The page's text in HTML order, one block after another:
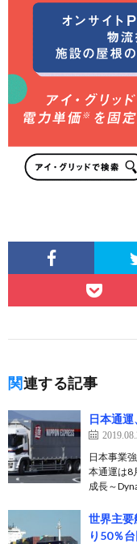
関連する記事
日本通
日本事業
本通運は8
成長～
世界主要
り50％